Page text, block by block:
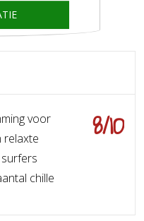
8/10
voor
relaxte
chille